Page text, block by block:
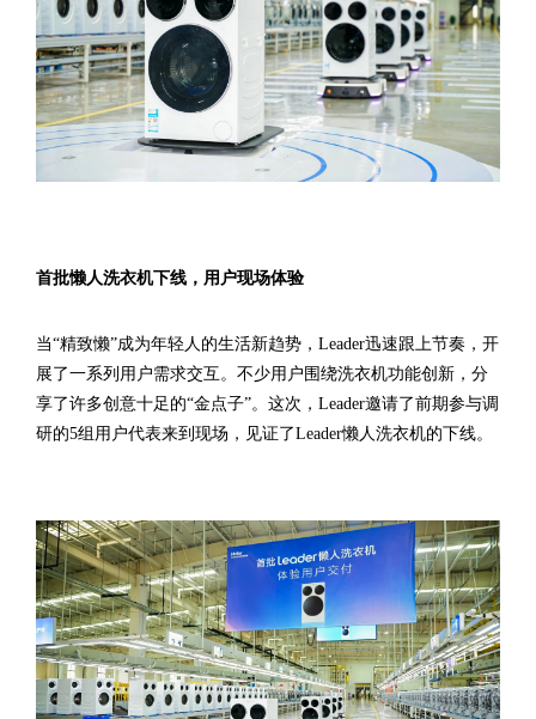
首批懒人洗衣机下线，用户现场体验
当“精致懒”成为年轻人的生活新趋势，Leader迅速跟上节奏，开
展了一系列用户需求交互。不少用户围绕洗衣机功能创新，分
享了许多创意十足的“金点子”。这次，Leader邀请了前期参与调
研的5组用户代表来到现场，见证了Leader懒人洗衣机的下线。